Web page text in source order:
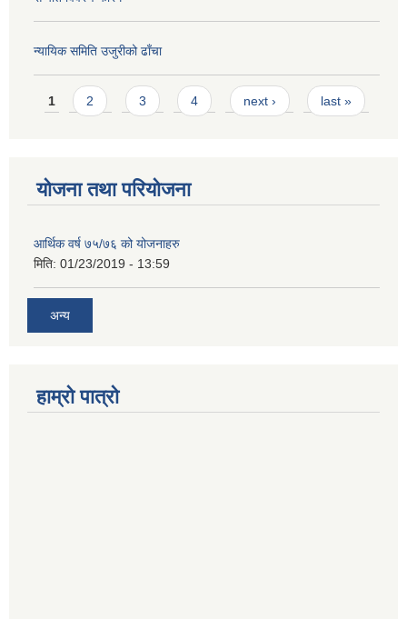
न्यायिक समिति उजुरीको ढाँचा
Pages
1 2 3 4 next › last »
योजना तथा परियोजना
आर्थिक वर्ष ७५/७६ को योजनाहरु
मिति: 01/23/2019 - 13:59
अन्य
हाम्रो पात्रो